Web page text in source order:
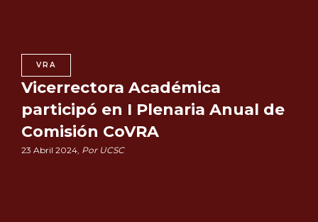
VRA
Vicerrectora Académica
participó en I Plenaria Anual de
Comisión CoVRA
23 Abril 2024, Por UCSC